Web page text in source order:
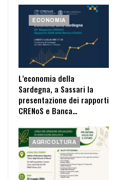
ECONOMIA
L’economia della
Sardegna, a Sassari la
presentazione dei rapporti
CRENoS e Banca…
AGRICOLTURA